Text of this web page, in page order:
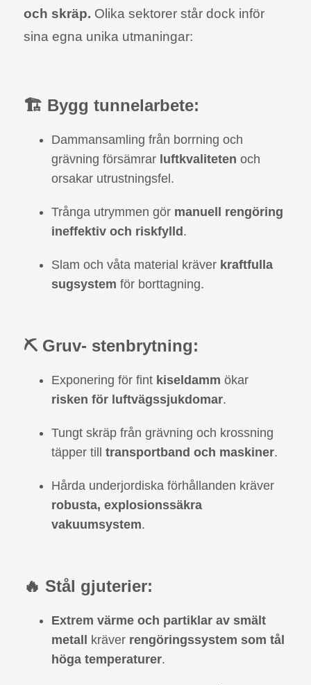
och skräp. Olika sektorer står dock inför
sina egna unika utmaningar:
🏗️ Bygg tunnelarbete:
Dammansamling från borrning och
grävning försämrar luftkvaliteten och
orsakar utrustningsfel.
Trånga utrymmen gör manuell rengöring
ineffektiv och riskfylld .
Slam och våta material kräver kraftfulla
sugsystem för borttagning.
⛏️ Gruv- stenbrytning:
Exponering för fint kiseldamm ökar
risken för luftvägssjukdomar.
Tungt skräp från grävning och krossning
täpper till transportband och maskiner.
Hårda underjordiska förhållanden kräver
robusta, explosionssäkra
vakuumsystem.
🔥 Stål gjuterier:
Extrem värme och partiklar av smält
metall
kräver rengöringssystem som tål
höga temperaturer.